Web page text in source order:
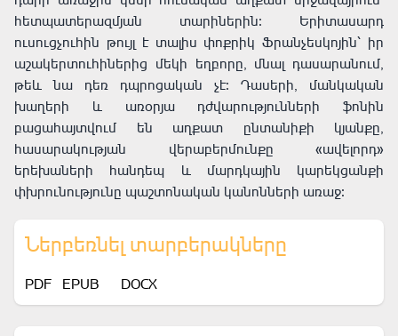
հետպատերազմյան տարիներին։ Երիտասարդ
ուսուցչուհին թույլ է տալիս փոքրիկ Ֆրանչեսկոյին՝ իր
աշակերտուհիներից մեկի եղբորը, մնալ դասարանում,
թեև նա դեռ դպրոցական չէ։ Դասերի, մանկական
խաղերի և առօրյա դժվարությունների ֆոնին
բացահայտվում են աղքատ ընտանիքի կյանքը,
հասարակության վերաբերմունքը «ավելորդ»
երեխաների հանդեպ և մարդկային կարեկցանքի
փխրունությունը պաշտոնական կանոնների առաջ։
Ներբեռնել տարբերակները
PDF EPUB DOCX